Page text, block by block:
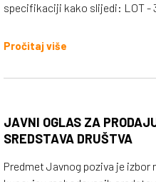
specifikaciji kako slijedi: LOT - 3 JP-03/25 Putničko motorno
136.616 Stanje vozila: korišteno
prodaja putem web platforme
Minimalni iznos povećanja
plaćanja: 2 dana od prijema
prodaje – 30 dana; Način
komisijski;
Pročitaj više
JAVNI OGLAS ZA
SREDSTAVA DRUŠTVA
Predmet Javnog poziva je izbor